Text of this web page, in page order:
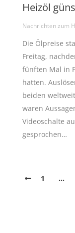
Heizöl
Nachrichten zum
Die Ölpreise
Freitag,
fünften Mal in
hatten.
beiden
waren
Videoschalte
gesprochen…
1 …